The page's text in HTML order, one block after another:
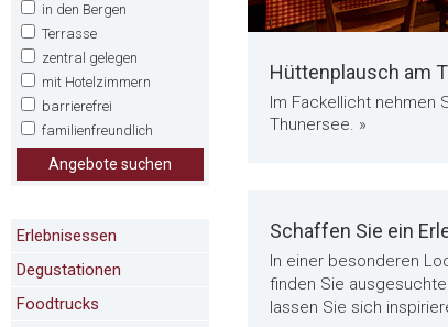
in den Bergen
Terrasse
zentral gelegen
mit Hotelzimmern
barrierefrei
familienfreundlich
Angebote suchen
Erlebnisessen
Degustationen
Foodtrucks
Hüttenplausch am
Im Fackellicht nehmen
Thunersee. »
Schaffen Sie ein
In einer besonderen
finden Sie
lassen Sie sich